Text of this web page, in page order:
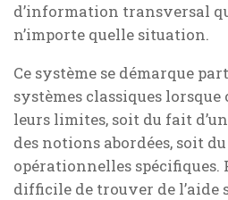
d’information transversal
n’importe quelle situation.
Ce système se démarque
systèmes classiques
leurs limites, soit du fait
des notions abordées, soit
opérationnelles spécifiques.
difficile de trouver de l’aide